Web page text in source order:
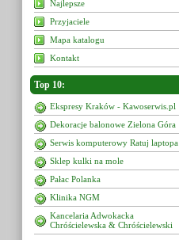
Najlepsze
Przyjaciele
Mapa katalogu
Kontakt
Top 10:
Ekspresy Kraków - Kawoserwis.pl
Dekoracje balonowe Zielona Góra
Serwis komputerowy Ratuj laptopa
Sklep kulki na mole
Pałac Polanka
Klinika NGM
Kancelaria Adwokacka
Chróścielewska & Chróścielewski